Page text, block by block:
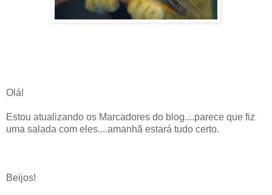
Olá!
Estou atualizando os Marcadores do blog....parece que fiz
uma salada com eles....amanhã estará tudo certo.
Beijos!